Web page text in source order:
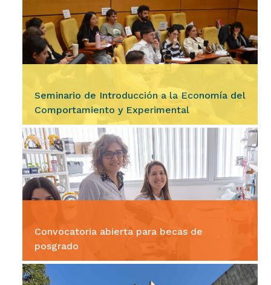
Durante los días 11, 12 y 13 de agosto, se
desarrollarán las Jornadas de Tesistas del
Doctorado y Maestría en Demografía, un
espacio destinado a la…
Ingresar
Seminario de Introducción a la Economía del
Comportamiento y Experimental
La Escuela de Graduados y el Doctorado en
Ciencias Económicas, invitan a participar del
seminario Introducción a la Economía del
Comportamiento y Experimental,…
Ingresar
Convocatoria abierta para becas de
posgrado
Ingresar